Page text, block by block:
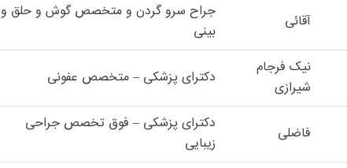
آقائی
جراح سرو گردن و متخصص گوش و حلق و
بینی
نیک فرجام
شیرازی
دکترای پزشکی – متخصص عفونی
فاضلی
دکترای پزشکی – فوق تخصص جراحی
زیبایی